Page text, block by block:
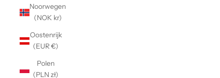
Noorwegen
(NOK kr)
Oostenrijk
(EUR €)
Polen
(PLN zł)